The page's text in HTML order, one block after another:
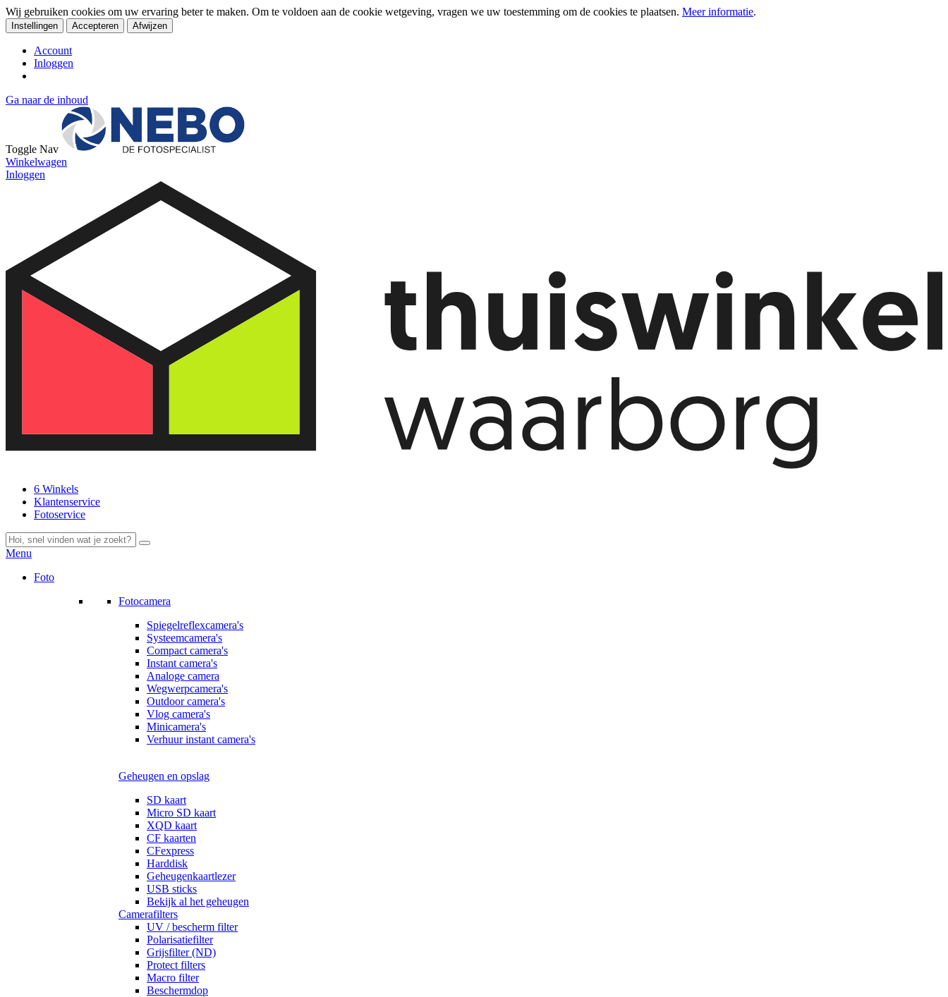
Wij gebruiken cookies om uw ervaring beter te maken. Om te voldoen aan de cookie wetgeving, vragen we uw toestemming om de cookies te plaatsen. Meer informatie.
Instellingen Accepteren Afwijzen
Account
Inloggen
Ga naar de inhoud
Toggle Nav
Winkelwagen
Inloggen
6 Winkels
Klantenservice
Fotoservice
Menu
Foto
Fotocamera
Spiegelreflexcamera's
Systeemcamera's
Compact camera's
Instant camera's
Analoge camera
Wegwerpcamera's
Outdoor camera's
Vlog camera's
Minicamera's
Verhuur instant camera's
Geheugen en opslag
SD kaart
Micro SD kaart
XQD kaart
CF kaarten
CFexpress
Harddisk
Geheugenkaartlezer
USB sticks
Bekijk al het geheugen
Camerafilters
UV / bescherm filter
Polarisatiefilter
Grijsfilter (ND)
Protect filters
Macro filter
Beschermdop